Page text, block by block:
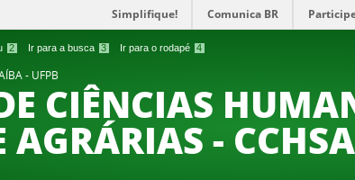
2 Ir para a busca 3 Ir para o rodapé 4
Simplifique! Comunica BR
- UFPB
CIÊNCIAS
AGRÁRIAS - CCHSA